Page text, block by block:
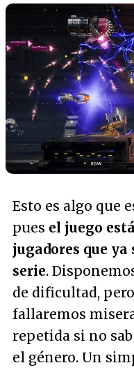
Esto es algo que
pues el juego
jugadores que
serie.
de dificultad,
fallaremos
repetida si no
el género. Un